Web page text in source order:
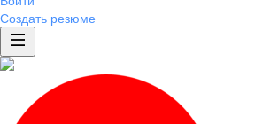
Создать резюме